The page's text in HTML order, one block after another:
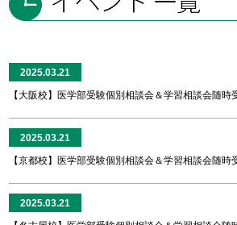
2025.03.21
【大阪校】医学部受験個別相談会＆学習相談会随時
2025.03.21
【京都校】医学部受験個別相談会＆学習相談会随時
2025.03.21